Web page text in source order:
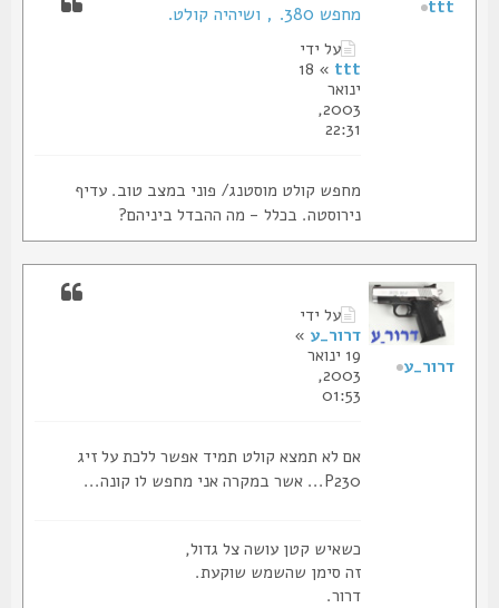
מחפש 380. , ושיהיה קולט.
על ידי
» 18
2003,
מחפש קולט מוסטנג/ פוני במצב טוב. עדיף
נירוסטה. בכלל - מה ההבדל ביניהם?
על ידי
דרור_ע»
19 ינואר
2003,
01:53
אם לא תמצא קולט תמיד אפשר ללכת על זיג
P230... אשר במקרה אני מחפש לו קונה...
כשאיש קטן עושה צל גדול,
זה סימן שהשמש שוקעת.
דרור.
דרור_ע